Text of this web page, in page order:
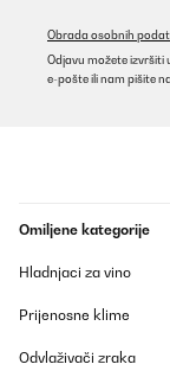
Obrada osobnih
Odjavu možete izvršiti
e-pošte ili nam pišite na
Omiljene kategorije
Hladnjaci za vino
Prijenosne klime
Odvlaživači zraka